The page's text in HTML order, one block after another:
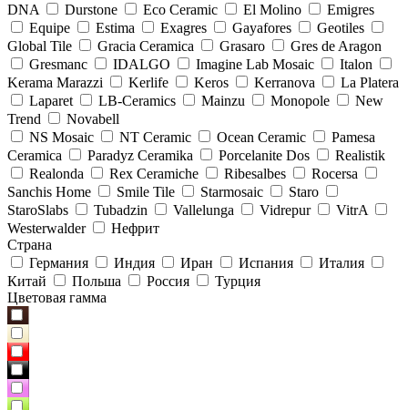
DNA
Durstone Eco Ceramic El Molino
Emigres
Equipe
Estima Exagres Gayafores
Geotiles
Global Tile
Gracia Ceramica Grasaro
Gres de Aragon
Gresmanc
IDALGO Imagine Lab Mosaic
Italon
Kerama Marazzi
Kerlife Keros Kerranova
La Platera
Laparet
LB-Ceramics Mainzu Monopole
New
Trend
Novabell
NS Mosaic
NT Ceramic Ocean Ceramic
Pamesa
Ceramica
Paradyz Сeramika Porcelanite Dos
Realistik
Realonda
Rex Ceramiche Ribesalbes
Rocersa
Sanchis Home
Smile Tile Starmosaic
Staro
StaroSlabs
Tubadzin Vallelunga Vidrepur
VitrA
Westerwalder
Нефрит
Страна
Германия
Индия Иран Испания
Италия
Китай
Польша Россия
Турция
Цветовая гамма